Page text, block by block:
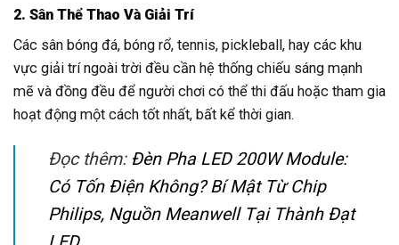
2. Sân Thể Thao Và Giải Trí
Các sân bóng đá, bóng rổ, tennis, pickleball, hay các khu
vực giải trí ngoài trời đều cần hệ thống chiếu sáng mạnh
mẽ và đồng đều để người chơi có thể thi đấu hoặc tham gia
hoạt động một cách tốt nhất, bất kể thời gian.
Đọc thêm: Đèn Pha LED 200W Module:
Có Tốn Điện Không? Bí Mật Từ Chip
Philips, Nguồn Meanwell Tại Thành Đạt